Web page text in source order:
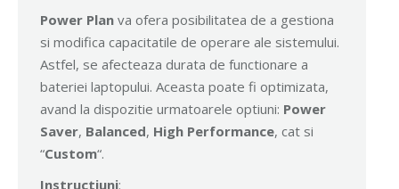
Power Plan va ofera posibilitatea de a gestiona
si modifica capacitatile de operare ale sistemului.
Astfel, se afecteaza durata de functionare a
bateriei laptopului. Aceasta poate fi optimizata,
avand la dispozitie urmatoarele optiuni: Power
Saver, Balanced, High Performance, cat si
“Custom“.
Instructiuni: